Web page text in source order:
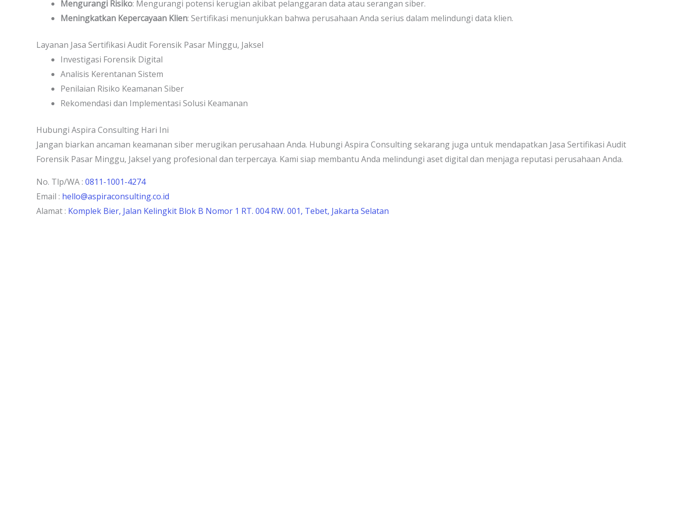
Mengurangi Risiko: Mengurangi potensi kerugian akibat pelanggaran data atau serangan siber.
Meningkatkan Kepercayaan Klien: Sertifikasi menunjukkan bahwa perusahaan Anda serius dalam melindungi data klien.
Layanan Jasa Sertifikasi Audit Forensik Pasar Minggu, Jaksel
Investigasi Forensik Digital
Analisis Kerentanan Sistem
Penilaian Risiko Keamanan Siber
Rekomendasi dan Implementasi Solusi Keamanan
Hubungi Aspira Consulting Hari Ini
Jangan biarkan ancaman keamanan siber merugikan perusahaan Anda. Hubungi Aspira Consulting sekarang juga untuk mendapatkan Jasa Sertifikasi Audit
Forensik Pasar Minggu, Jaksel yang profesional dan terpercaya. Kami siap membantu Anda melindungi aset digital dan menjaga reputasi perusahaan Anda.
No. Tlp/WA : 0811-1001-4274
Email : hello@aspiraconsulting.co.id
Alamat : Komplek Bier, Jalan Kelingkit Blok B Nomor 1 RT. 004 RW. 001, Tebet, Jakarta Selatan